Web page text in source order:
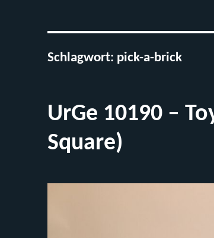
Schlagwort: pick-a-brick
UrGe 10190 –
Square)